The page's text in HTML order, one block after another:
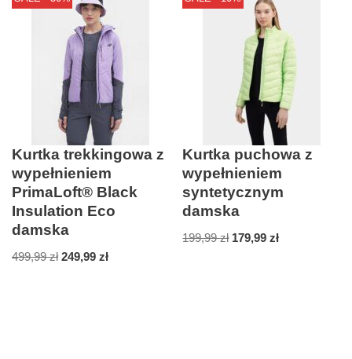
Kurtka trekkingowa z
wypełnieniem
PrimaLoft® Black
Insulation Eco
damska
499,99zł 249,99 zł
Kurtka puchowa z
wypełnieniem
syntetycznym
damska
199,99zł 179,99zł